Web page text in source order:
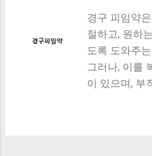
없습니다. 다양한 상품들을
해서 구매하실 수 있도록 순
러가기 추천상품 Best 유니
거치형 저소음 블루투스 키
니콘 멀티페어링 스마트폰 태
경구 피임약
절하고, 원하
도록 도와주
그러나, 이를
이 있으며, 부
할 점과 부작